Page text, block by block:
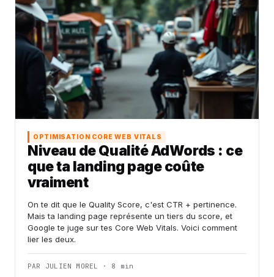
OPTIMISATION CORE WEB VITALS
Niveau de Qualité AdWords : ce
que ta landing page coûte
vraiment
On te dit que le Quality Score, c'est CTR + pertinence.
Mais ta landing page représente un tiers du score, et
Google te juge sur tes Core Web Vitals. Voici comment
lier les deux.
PAR JULIEN MOREL · 8 min